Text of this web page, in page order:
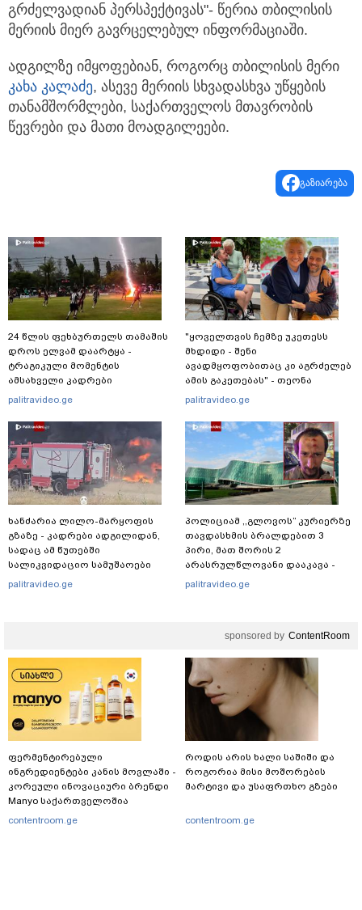
გრძელვადიან პერსპექტივას"- წერია თბილისის
მერიის მიერ გავრცელებულ ინფორმაციაში.
ადგილზე იმყოფებიან, როგორც თბილისის მერი
კახა კალაძე, ასევე მერიის სხვადასხვა უწყების
თანამშორმლები, საქართველოს მთავრობის
წევრები და მათი მოადგილეები.
გაზიარება
24 წლის ფეხბურთელს თამაშის
დროს ელვამ დაარტყა -
ტრაგიკული მომენტის
ამსახველი კადრები
ტაილანდიდან მედიაში
palitravideo.ge
ხანძარია ლილო-მარყოფის
გზაზე - კადრები ადგილიდან,
სადაც ამ წუთებში
სალიკვიდაციო სამუშაოები
მიმდინარეობს
palitravideo.ge
"ყოველთვის ჩემზე უკეთესს
მხდიდი - შენი
ავადმყოფობითაც კი აგრძელებ
ამის გაკეთებას" - თეონა
კონტრიძე მეუღლეს ემოციურ
palitravideo.ge
პოლიციამ ,,გლოვოს” კურიერზე
თავდასხმის ბრალდებით 3
პირი, მათ შორის 2
არასრულწლოვანი დააკავა -
შსს ინფორმაციას ავრცელებს
palitravideo.ge
sponsored by ContentRoom
ფერმენტირებული
ინგრედიენტები კანის მოვლაში -
კორეული ინოვაციური ბრენდი
Manyo საქართველოშია
contentroom.ge
როდის არის ხალი საშიში და
როგორია მისი მოშორების
მარტივი და უსაფრთხო გზები
contentroom.ge